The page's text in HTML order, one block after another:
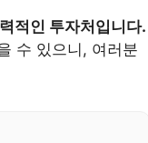
적인 투자처입니다.
수 있으니, 여러분